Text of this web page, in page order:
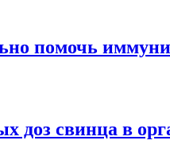
помочь
доз свинца в